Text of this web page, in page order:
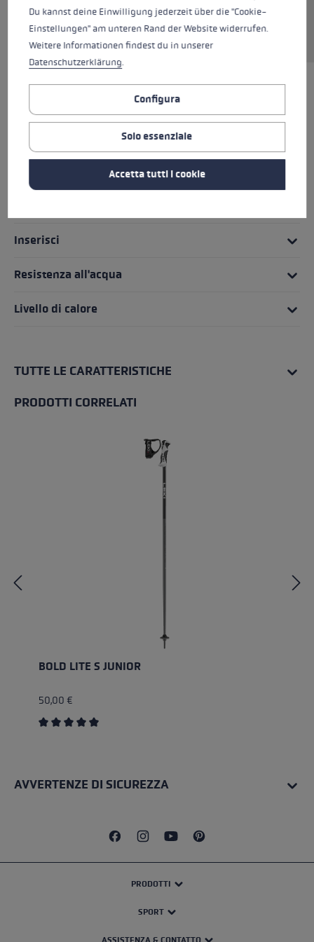
l'aggancio e lo sgancio dal bastoncino per la
massima flessibilità.
Sistema di impugnatura
Inserisci
Resistenza all'acqua
Livello di calore
TUTTE LE CARATTERISTICHE
PRODOTTI CORRELATI
BOLD LITE S JUNIOR
50,00 €
AVVERTENZE DI SICUREZZA
PRODOTTI
SPORT
ASSISTENZA & CONTATTO
Du kannst deine Einwilligung jederzeit über die "Cookie-
Einstellungen" am unteren Rand der Website widerrufen.
Weitere Informationen findest du in unserer
Datenschutzerklärung.
Configura
Solo essenziale
Accetta tutti i cookie